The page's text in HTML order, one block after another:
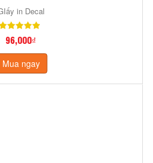
in Decal
96,000₫
Mua ngay